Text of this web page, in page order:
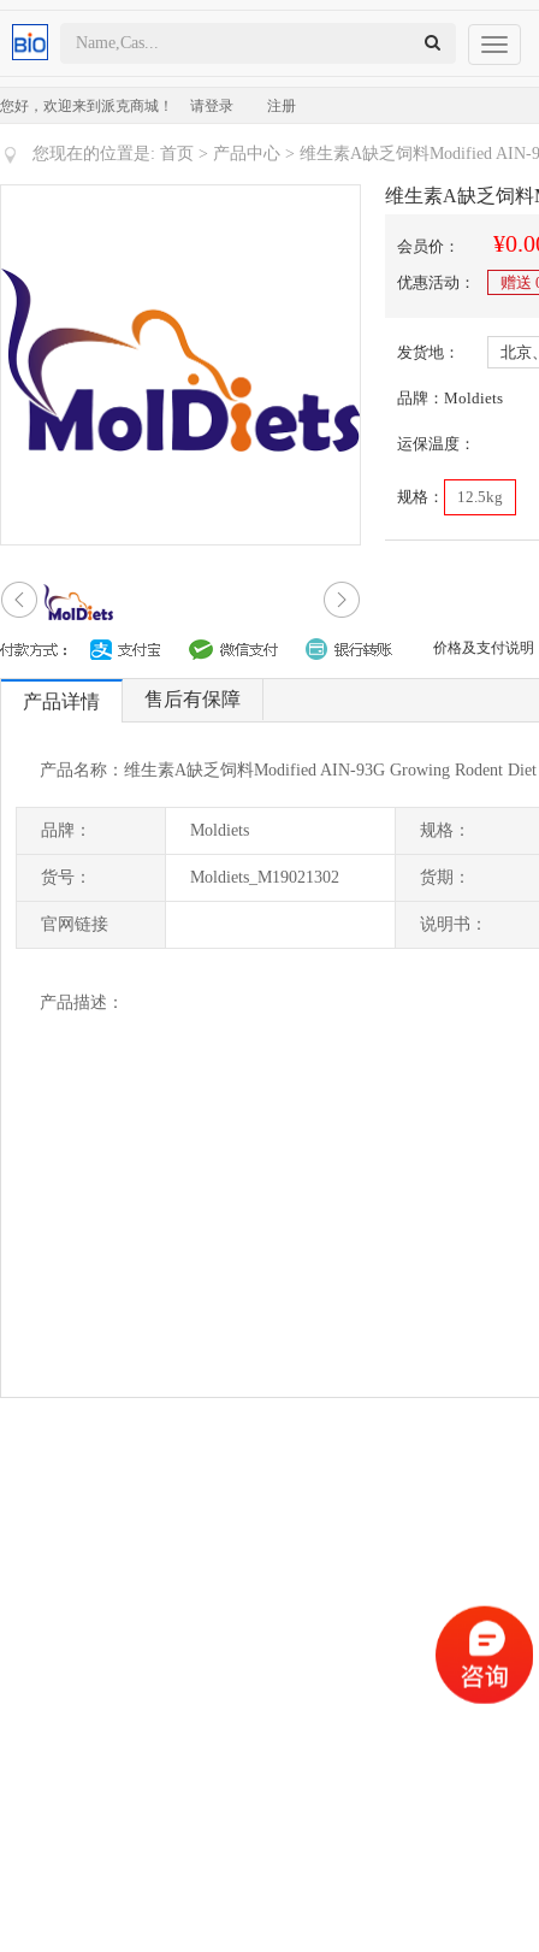
您好，欢迎来到派克商城！ 请登录 注册
Toggle
您现在的位置是: 首页 > 产品中心 > 维生素A缺乏饲料Modified AIN-
维生素A缺乏饲料
会员价：
优惠活动： 赠送
发货地： 北京
品牌：Moldiets
运保温度：
规格： 12.5kg
价格及支付说明
产品详情 售后有保障
产品名称：维生素A缺乏饲料Modified AIN-93G Growing Rodent
品牌： Moldiets 规格：
货号： Moldiets_M19021302 货期：
官网链接 说明书：
产品描述：